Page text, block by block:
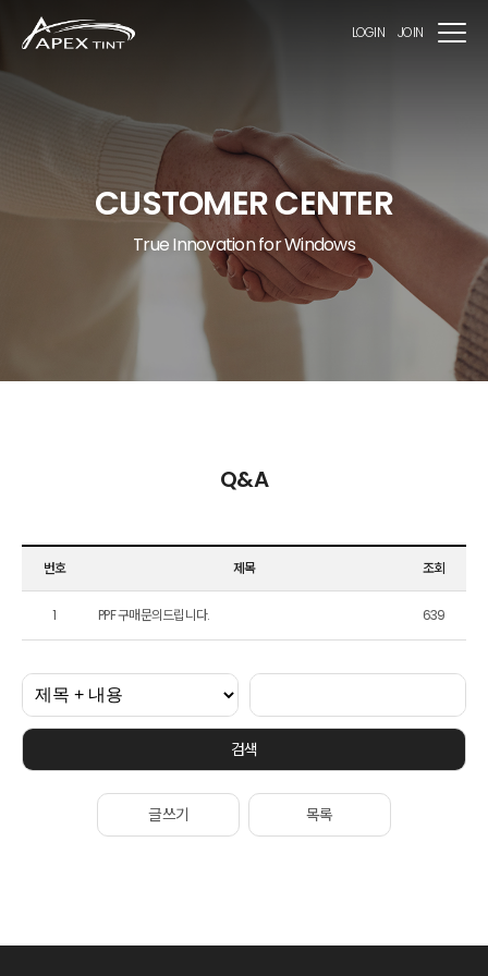
LOGIN JOIN
CUSTOMER CENTER
True Innovation for Windows
Q&A
번호 제목 조회
1 PPF 구매문의드립니다. 639
검색
글쓰기 목록